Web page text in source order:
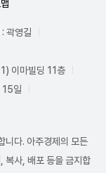
: 곽영길
이마빌딩 11층
15일
니다. 아주경제의 모든
복사, 배포 등을 금지합